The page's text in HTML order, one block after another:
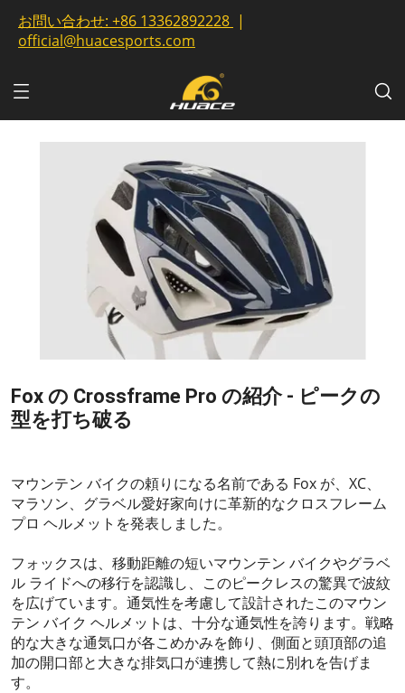
お問い合わせ: +86 13362892228 |
official@huacesports.com
Fox の Crossframe Pro の紹介 - ピークの
型を打ち破る
マウンテン バイクの頼りになる名前である Fox が、XC、
マラソン、グラベル愛好家向けに革新的なクロスフレーム
プロ ヘルメットを発表しました。
フォックスは、移動距離の短いマウンテン バイクやグラベ
ル ライドへの移行を認識し、このピークレスの驚異で波紋
を広げています。通気性を考慮して設計されたこのマウン
テン バイク ヘルメットは、十分な通気性を誇ります。戦略
的な大きな通気口が各こめかみを飾り、側面と頭頂部の追
加の開口部と大きな排気口が連携して熱に別れを告げま
す。